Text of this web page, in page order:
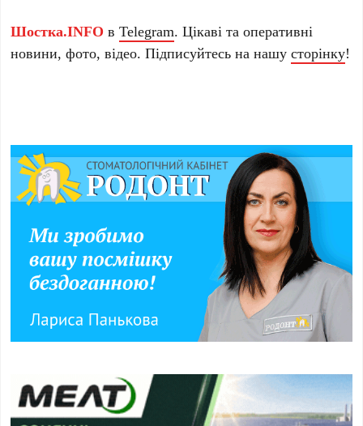
Шостка.INFO вTelegram. Цікаві та оперативні
новини, фото, відео. Підписуйтесь на нашусторінку!